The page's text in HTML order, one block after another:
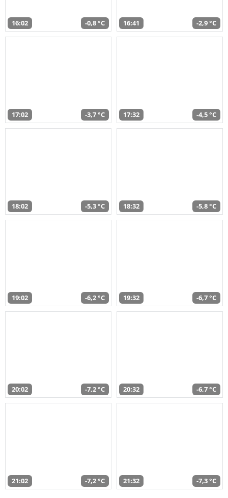
16:02 -0,8 °C 16:41 -2,9 °C
17:02 -3,7 °C 17:32 -4,5 °C
18:02 -5,3 °C 18:32 -5,8 °C
19:02 -6,2 °C 19:32 -6,7 °C
20:02 -7,2 °C 20:32 -6,7 °C
21:02 -7,2 °C 21:32 -7,3 °C